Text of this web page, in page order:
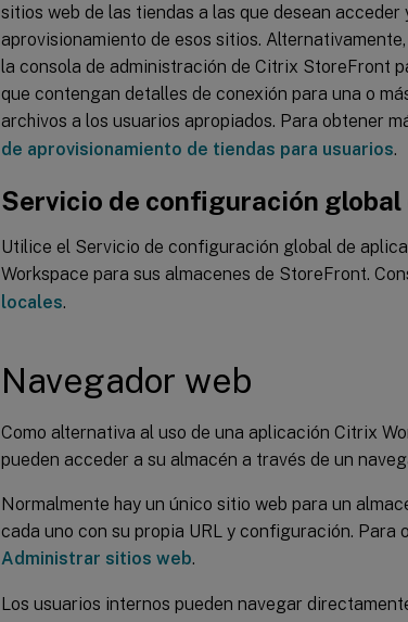
sitios web de las tiendas a las que desean
aprovisionamiento de esos sitios.
la consola de administración de Citrix StoreFront
que contengan detalles de conexión para una o
archivos a los usuarios apropiados. Para obtener
de aprovisionamiento de tiendas para usuarios.
Servicio de configuración global
Utilice el Servicio de configuración global de
Workspace para sus almacenes de StoreFront.
locales.
Navegador web
Como alternativa al uso de una aplicación Citrix
pueden acceder a su almacén a través de un
Normalmente hay un único sitio web para un
cada uno con su propia URL y configuración. Para
Administrar sitios web.
Los usuarios internos pueden navegar